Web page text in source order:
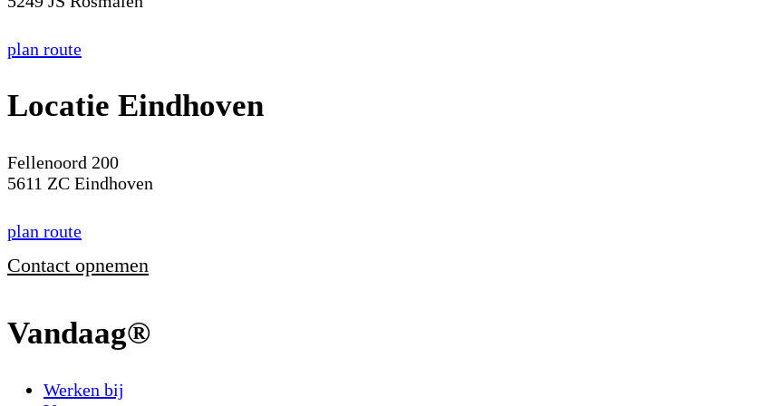
plan route
Locatie Eindhoven
Fellenoord 200
5611 ZC Eindhoven
plan route
Contact opnemen
Vandaag®
Werken bij